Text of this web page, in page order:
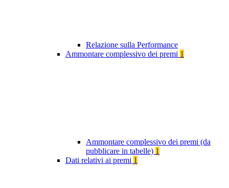
Relazione sulla Performance
Ammontare complessivo dei premi 1
Ammontare complessivo dei premi (da
pubblicare in tabelle) 1
Dati relativi ai premi 1